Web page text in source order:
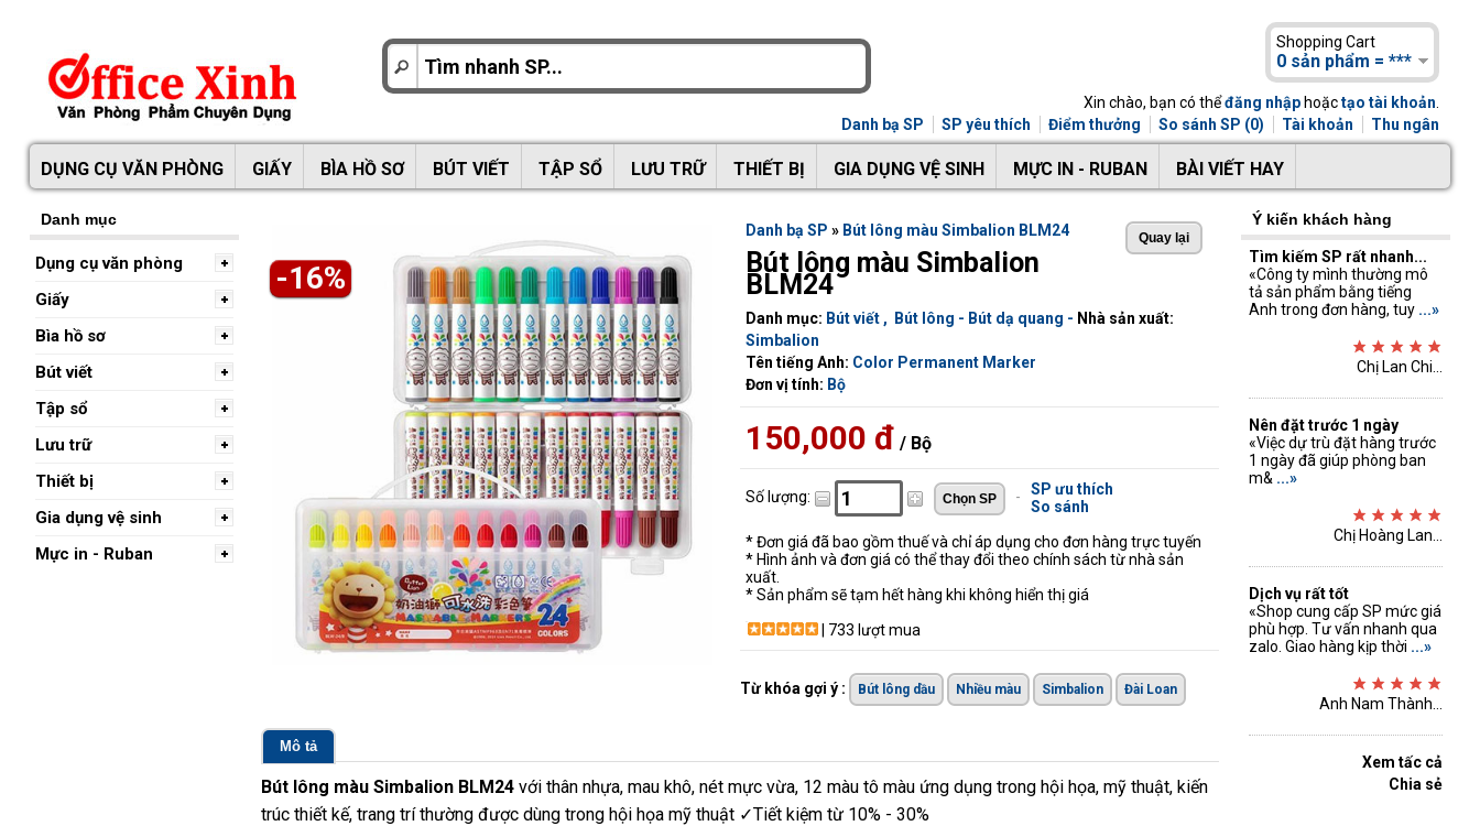
Shopping Cart
0 sản phẩm = ***
Xin chào, bạn có thểđăng nhập hoặctạo tài khoản
Danh bạ SP
SP yêu thích Điểm thưởng So sánh SP (0) Tài khoản Thu ngân
DỤNG CỤ VĂN PHÒNG GIẤY BÌA HỒ SƠ BÚT VIẾT TẬP SỔ LƯU TRỮ THIẾT BỊ GIA DỤNG VỆ SINH MỰC IN - RUBAN BÀI VIẾT HAY
Danh mục
Dụng cụ văn phòng
Giấy
Bìa hồ sơ
Bút viết
Tập sổ
Lưu trữ
Thiết bị
Gia dụng vệ sinh
Mực in - Ruban
Ý kiến khách hàng
Tìm kiếm SP rất nhanh...
«Công ty mình thường mô
tả sản phẩm bằng tiếng
Anh trong đơn hàng, tuy ...»
Chị Lan Chi...
Nên đặt trước 1 ngày
«Việc dự trù đặt hàng trước
1 ngày đã giúp phòng ban
m& ...»
Chị Hoàng Lan...
Dịch vụ rất tốt
«Shop cung cấp SP mức giá
phù hợp. Tư vấn nhanh qua
zalo. Giao hàng kịp thời ...»
Anh Nam Thành...
Xem tấc cả
Chia sẻ
-16%
Danh bạ SP » Bút lông màu Simbalion BLM24
Bút lông màu Simbalion
BLM24
Danh mục: Bút viết, Bút lông - Bút dạ quang - Nhà sản xuất:
Simbalion
Tên tiếng Anh: Color Permanent Marker
Đơn vị tính: Bộ
150,000 đ / Bộ
Số lượng: - SP ưu thích
So sánh
* Đơn giá đã bao gồm thuế và chỉ áp dụng cho đơn hàng trực tuyến
* Hình ảnh và đơn giá có thể thay đổi theo chính sách từ nhà sản
xuất.
* Sản phẩm sẽ tạm hết hàng khi không hiển thị giá
| 733 lượt mua
Từ khóa gợi ý : Bút lông dầu Nhiều màu Simbalion Đài Loan
Mô tả
Bút lông màu Simbalion BLM24với thân nhựa, mau khô, nét mực vừa, 12 màu tô màu ứng dụng trong hội họa, mỹ thuật, kiến
trúc thiết kế, trang trí thường được dùng trong hội họa mỹ thuật ✓Tiết kiệm từ 10% - 30%